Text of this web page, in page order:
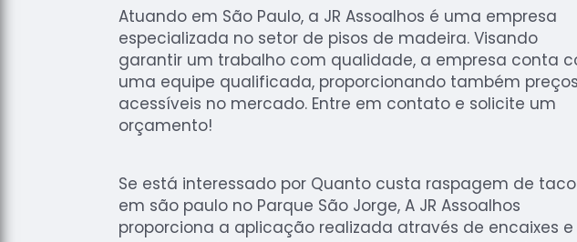
Atuando em São Paulo, a JR Assoalhos é uma empresa
especializada no setor de pisos de madeira. Visando
garantir um trabalho com qualidade, a empresa conta
uma equipe qualificada, proporcionando também preços
acessíveis no mercado. Entre em contato e solicite um
orçamento!
Se está interessado por Quanto custa raspagem de taco
em são paulo no Parque São Jorge, A JR Assoalhos
proporciona a aplicação realizada através de encaixes e